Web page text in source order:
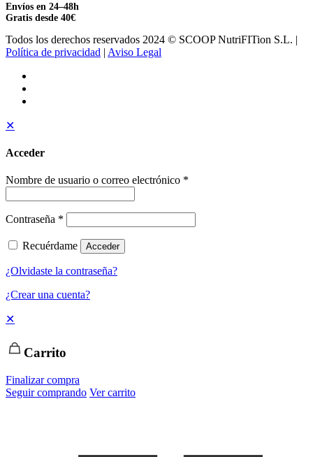
Envíos en 24–48h
Gratis desde 40€
Todos los derechos reservados 2024 © SCOOP NutriFITion S.L. |
Política de privacidad | Aviso Legal
✕
Acceder
Nombre de usuario o correo electrónico *
Contraseña *
Recuérdame Acceder
¿Olvidaste la contraseña?
¿Crear una cuenta?
✕
Carrito
Finalizar compra
Seguir comprando Ver carrito